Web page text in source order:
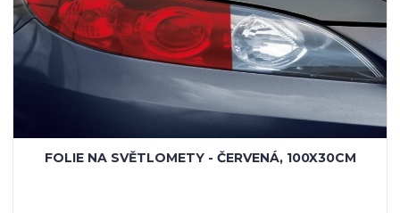
FOLIE NA SVĚTLOMETY - ČERVENÁ, 100X30CM